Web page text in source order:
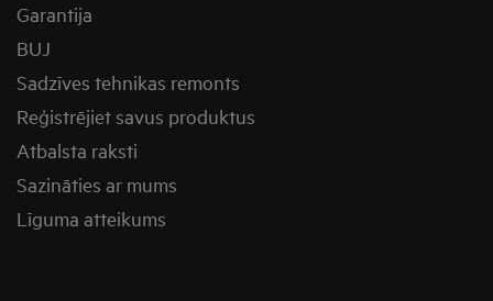
Garantija
BUJ
Sadzīves tehnikas remonts
Reģistrējiet savus produktus
Atbalsta raksti
Sazināties ar mums
Līguma atteikums